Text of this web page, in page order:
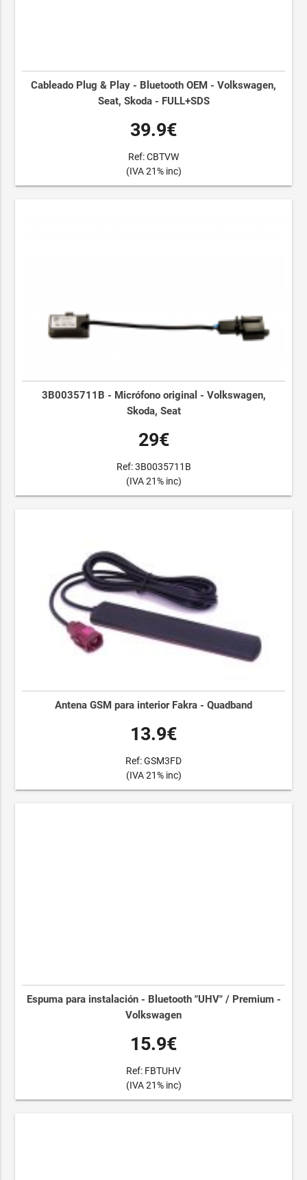
Cableado Plug & Play - Bluetooth OEM - Volkswagen,
Seat, Skoda - FULL+SDS
39.9€
Ref: CBTVW
(IVA 21% inc)
3B0035711B - Micrófono original - Volkswagen,
Skoda, Seat
29€
Ref: 3B0035711B
(IVA 21% inc)
Antena GSM para interior Fakra - Quadband
13.9€
Ref: GSM3FD
(IVA 21% inc)
Espuma para instalación - Bluetooth "UHV" / Premium -
Volkswagen
15.9€
Ref: FBTUHV
(IVA 21% inc)